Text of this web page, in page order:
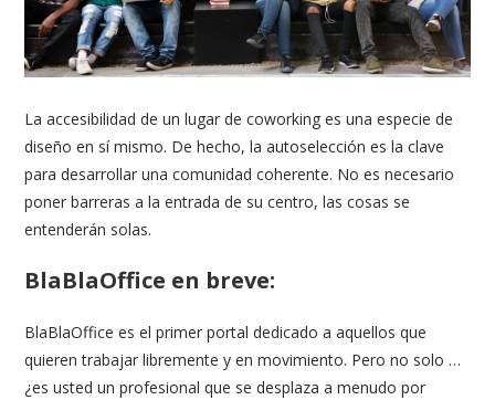
La accesibilidad de un lugar de coworking es una especie de
diseño en sí mismo. De hecho, la autoselección es la clave
para desarrollar una comunidad coherente. No es necesario
poner barreras a la entrada de su centro, las cosas se
entenderán solas.
BlaBlaOffice en breve:
BlaBlaOffice es el primer portal dedicado a aquellos que
quieren trabajar libremente y en movimiento. Pero no solo …
¿es usted un profesional que se desplaza a menudo por